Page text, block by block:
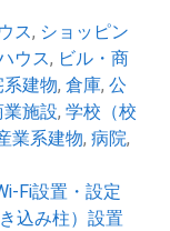
ス, ショッピン
ウス, ビル・商
系建物, 倉庫, 公
業施設, 学校（校
業系建物, 病院,
Fi設置・設定
込み柱）設置